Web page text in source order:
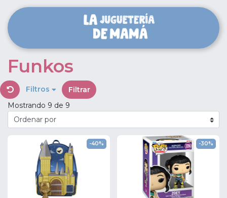
Funkos
Filtros
Filtrar
Mostrando 9 de 9
-40% -30%